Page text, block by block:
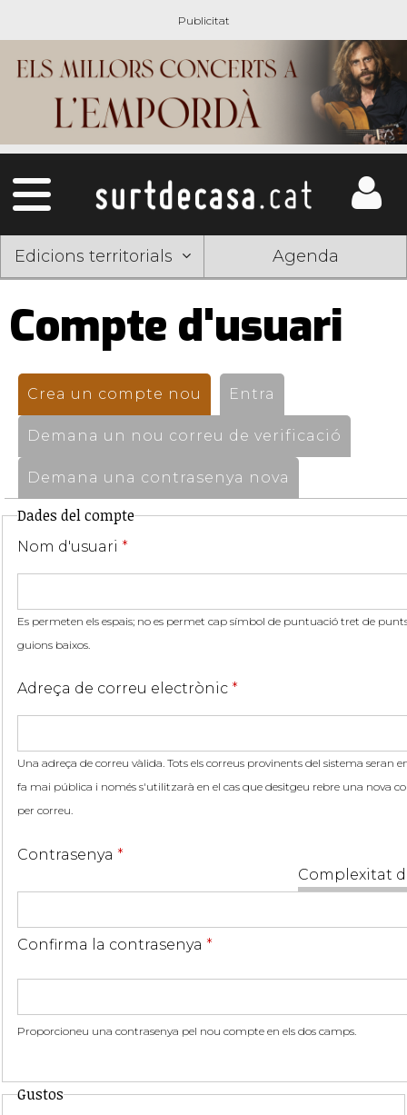
Edicions territorials Agenda
Compte d'usuari
Pestanyes
primàries
Crea un compte nou (pestanya activa)
Entra
Demana un nou correu de verificació
Demana una contrasenya nova
Dades del compte
Nom d'usuari *
Es permeten els espais; no es permet cap símbol de puntuació tret de
guions baixos.
Adreça de correu electrònic *
Una adreça de correu vàlida. Tots els correus provinents del sistema seran
fa mai pública i només s'utilitzarà en el cas que desitgeu rebre una nova
per correu.
Complexitat
Contrasenya *
Confirma la contrasenya *
Proporcioneu una contrasenya pel nou compte en els dos camps.
Gustos